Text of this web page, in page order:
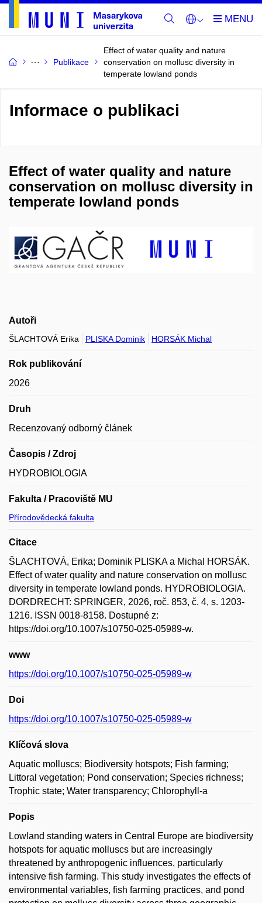
Publikace
Effect of water quality and nature
conservation on mollusc diversity in
temperate lowland ponds
Informace o publikaci
Effect of water quality and nature
conservation on mollusc diversity in
temperate lowland ponds
Autoři
ŠLACHTOVÁ Erika PLISKA Dominik HORSÁK Michal
Rok publikování
2026
Druh
Recenzovaný odborný článek
Časopis / Zdroj
HYDROBIOLOGIA
Fakulta / Pracoviště MU
Přírodovědecká fakulta
Citace
ŠLACHTOVÁ, Erika; Dominik PLISKA a Michal HORSÁK.
Effect of water quality and nature conservation on mollusc
diversity in temperate lowland ponds. HYDROBIOLOGIA.
DORDRECHT: SPRINGER, 2026, roč. 853, č. 4, s. 1203-
1216. ISSN 0018-8158. Dostupné z:
https://doi.org/10.1007/s10750-025-05989-w.
www
https://doi.org/10.1007/s10750-025-05989-w
Doi
https://doi.org/10.1007/s10750-025-05989-w
Klíčová slova
Aquatic molluscs; Biodiversity hotspots; Fish farming;
Littoral vegetation; Pond conservation; Species richness;
Trophic state; Water transparency; Chlorophyll-a
Popis
Lowland standing waters in Central Europe are biodiversity
hotspots for aquatic molluscs but are increasingly
threatened by anthropogenic influences, particularly
intensive fish farming. This study investigates the effects of
environmental variables, fish farming practices, and pond